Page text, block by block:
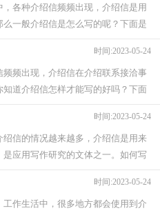
各种介绍信频频出现，介绍信是用
一般介绍信是怎么写的呢？下面是
时间:2023-05-24
频出现，介绍信在介绍联系接洽事
道介绍信怎样才能写的好吗？下面
时间:2023-05-24
信的情况越来越多，介绍信是用来
应用写作研究的文体之一。如何写
时间:2023-05-24
作生活中，很多地方都会使用到介